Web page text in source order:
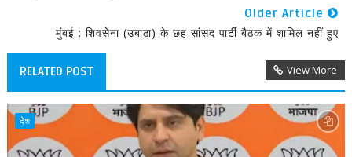
Older Article
मुंबई : शिवसेना (उबाठा) के छह सांसद पार्टी बैठक में शामिल नहीं हुए
RELATED POST View More
देश